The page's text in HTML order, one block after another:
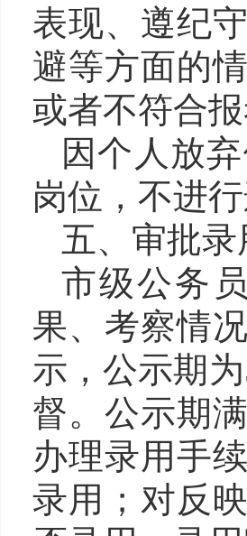
表现、遵纪
避等方面的
或者不符合
因个人放
岗位，不进行
五、审批录
市级公务
果、考察情
示，公示期
督。公示期
办理录用手
录用；对反